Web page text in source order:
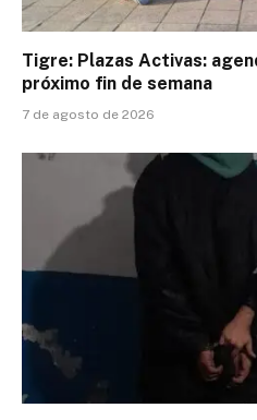
Tigre: Plazas Activas:
próximo fin de semana
7 de agosto de 2026